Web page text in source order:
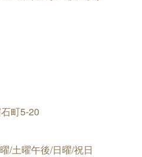
町5-20
/土曜午後/日曜/祝日